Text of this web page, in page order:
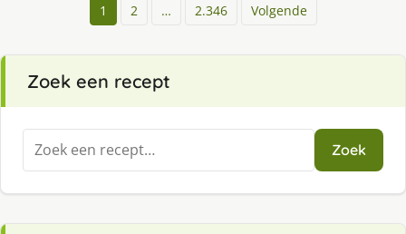
1 2 … 2.346 Volgende
Zoek een recept
Zoeken
naar:
Zoek